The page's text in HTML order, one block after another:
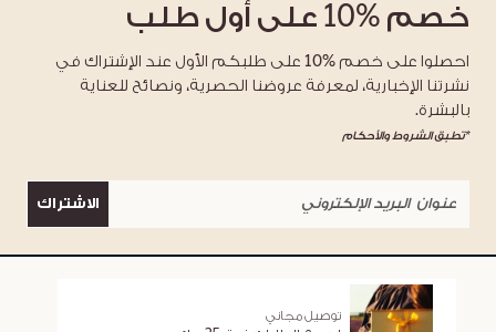
خصم %10 على أول طلب
احصلوا على خصم %10 على طلبكم الأول عند الإشتراك في
نشرتنا الإخبارية، لمعرفة عروضنا الحصرية، ونصائح للعناية
بالبشرة.
*تطبق الشروط والأحكام
الاشتراك
توصيل مجاني